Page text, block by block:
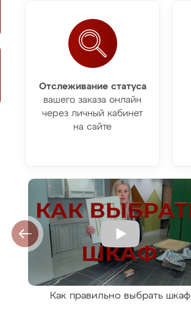
Отслеживание статуса
вашего заказа онлайн
через личный кабинет
на сайте
Как правильно выбрать шкаф